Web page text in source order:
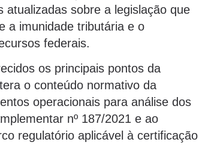
sobre a legislação que
a imunidade tributária e o
federais.
os principais pontos da
o conteúdo normativo da
operacionais para análise dos
nº 187/2021 e ao
regulatório aplicável à certificação